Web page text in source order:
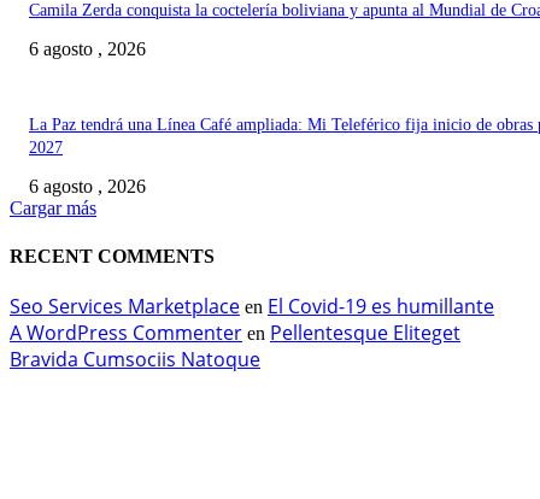
Camila Zerda conquista la coctelería boliviana y apunta al Mundial de
6 agosto , 2026
La Paz tendrá una Línea Café ampliada: Mi Teleférico fija inicio de obras
2027
6 agosto , 2026
Cargar más
RECENT COMMENTS
Seo Services Marketplace en El Covid-19 es humillante
A WordPress Commenter en Pellentesque Eliteget
Bravida Cumsociis Natoque